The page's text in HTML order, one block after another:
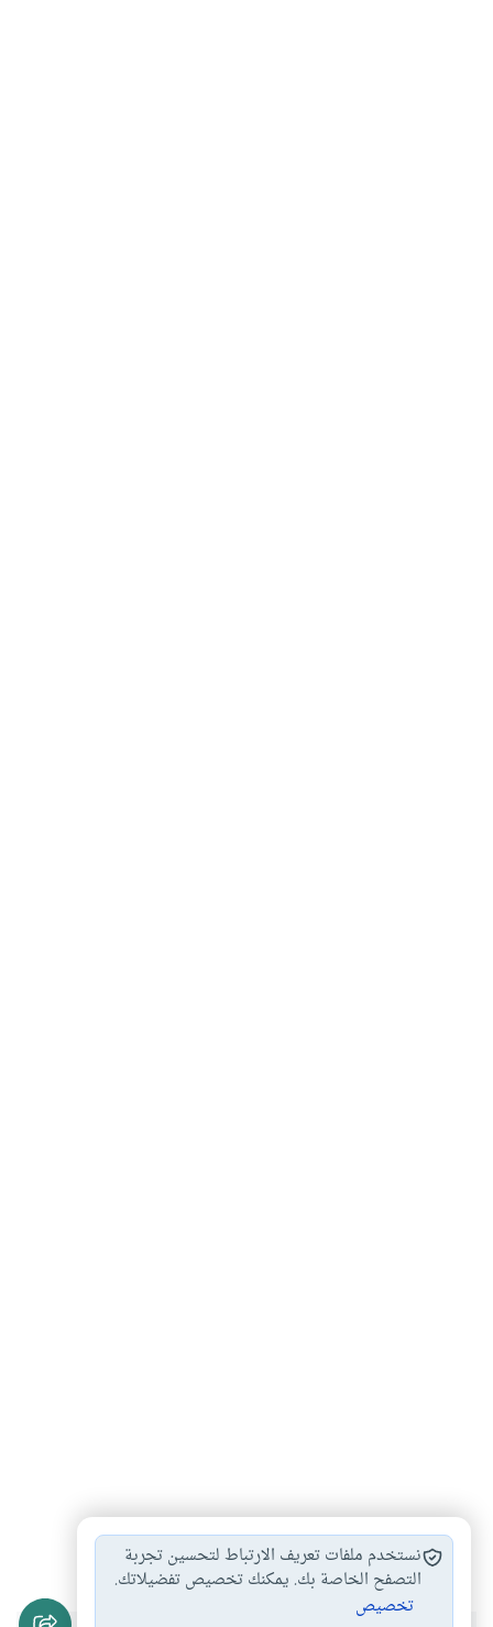
القرآن الكريم
نستخدم ملفات تعريف الارتباط لتحسين تجربة
التصفح الخاصة بك. يمكنك تخصيص تفضيلاتك.
تخصيص